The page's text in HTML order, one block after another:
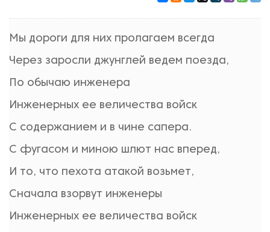
Мы дороги для них пролагаем всегда
Через заросли джунглей ведем поезда,
По обычаю инженера
Инженерных ее величества войск
С содержанием и в чине сапера.
С фугасом и миною шлют нас вперед,
И то, что пехота атакой возьмет,
Сначала взорвут инженеры
Инженерных ее величества войск